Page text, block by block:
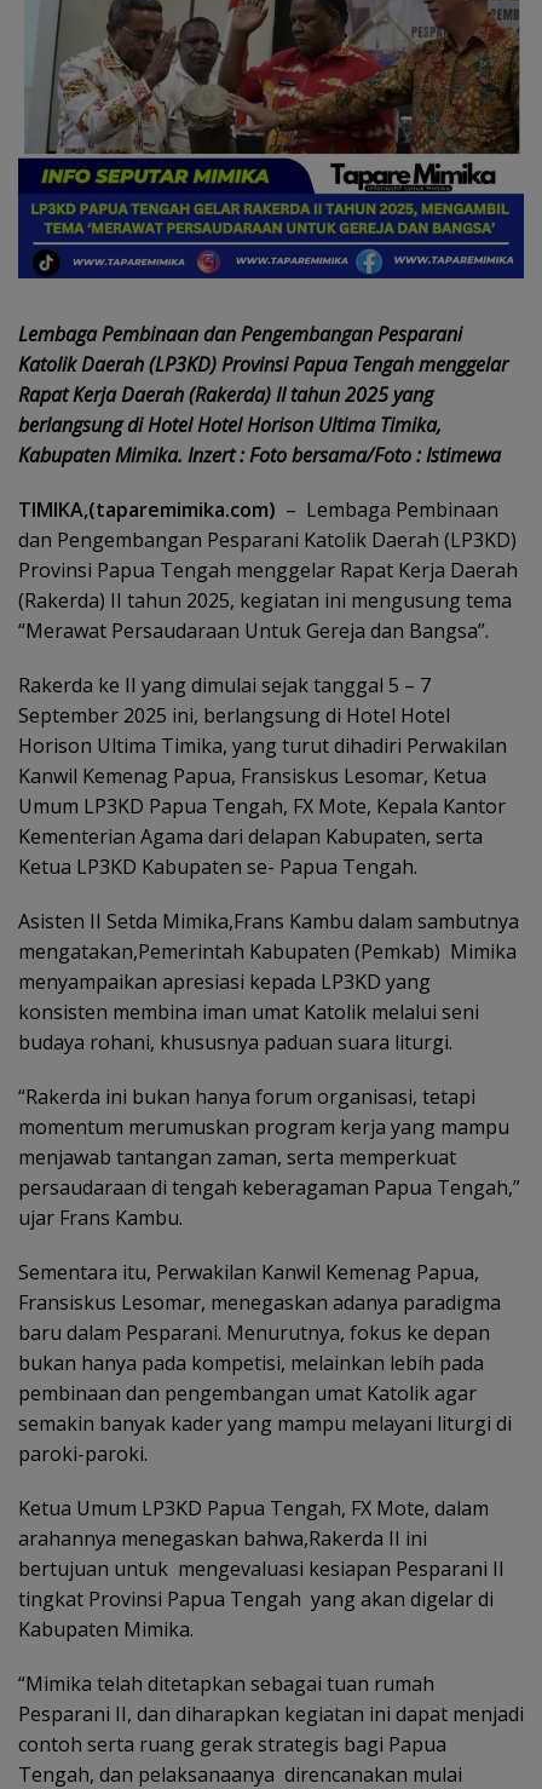
Lembaga Pembinaan dan Pengembangan Pesparani
Katolik Daerah (LP3KD) Provinsi Papua Tengah menggelar
Rapat Kerja Daerah (Rakerda) II tahun 2025 yang
berlangsung di Hotel Hotel Horison Ultima Timika,
Kabupaten Mimika. Inzert : Foto bersama/Foto : Istimewa
TIMIKA,(taparemimika.com) – Lembaga Pembinaan
dan Pengembangan Pesparani Katolik Daerah (LP3KD)
Provinsi Papua Tengah menggelar Rapat Kerja Daerah
(Rakerda) II tahun 2025, kegiatan ini mengusung tema
“Merawat Persaudaraan Untuk Gereja dan Bangsa”.
Rakerda ke II yang dimulai sejak tanggal 5 – 7
September 2025 ini, berlangsung di Hotel Hotel
Horison Ultima Timika, yang turut dihadiri Perwakilan
Kanwil Kemenag Papua, Fransiskus Lesomar, Ketua
Umum LP3KD Papua Tengah, FX Mote, Kepala Kantor
Kementerian Agama dari delapan Kabupaten, serta
Ketua LP3KD Kabupaten se- Papua Tengah.
Asisten II Setda Mimika,Frans Kambu dalam sambutnya
mengatakan,Pemerintah Kabupaten (Pemkab) Mimika
menyampaikan apresiasi kepada LP3KD yang
konsisten membina iman umat Katolik melalui seni
budaya rohani, khususnya paduan suara liturgi.
“Rakerda ini bukan hanya forum organisasi, tetapi
momentum merumuskan program kerja yang mampu
menjawab tantangan zaman, serta memperkuat
persaudaraan di tengah keberagaman Papua Tengah,”
ujar Frans Kambu.
Sementara itu, Perwakilan Kanwil Kemenag Papua,
Fransiskus Lesomar, menegaskan adanya paradigma
baru dalam Pesparani. Menurutnya, fokus ke depan
bukan hanya pada kompetisi, melainkan lebih pada
pembinaan dan pengembangan umat Katolik agar
semakin banyak kader yang mampu melayani liturgi di
paroki-paroki.
Ketua Umum LP3KD Papua Tengah, FX Mote, dalam
arahannya menegaskan bahwa,Rakerda II ini
bertujuan untuk mengevaluasi kesiapan Pesparani II
tingkat Provinsi Papua Tengah yang akan digelar di
Kabupaten Mimika.
“Mimika telah ditetapkan sebagai tuan rumah
Pesparani II, dan diharapkan kegiatan ini dapat menjadi
contoh serta ruang gerak strategis bagi Papua
Tengah, dan pelaksanaanya direncanakan mulai